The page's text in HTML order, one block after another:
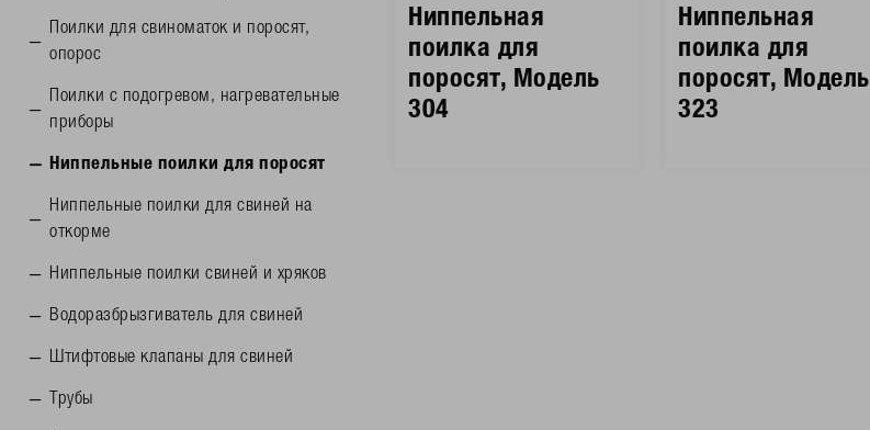
Поилки для свиноматок и поросят,
опорос
Поилки с подогревом, нагревательные
приборы
Ниппельные поилки для поросят
Ниппельные поилки для свиней на
откорме
Ниппельные поилки свиней и хряков
Водоразбрызгиватель для свиней
Штифтовые клапаны для свиней
Трубы
Ниппельная
поилка для
поросят, Модель
304
Ниппельная
поилка для
поросят, Модель
323